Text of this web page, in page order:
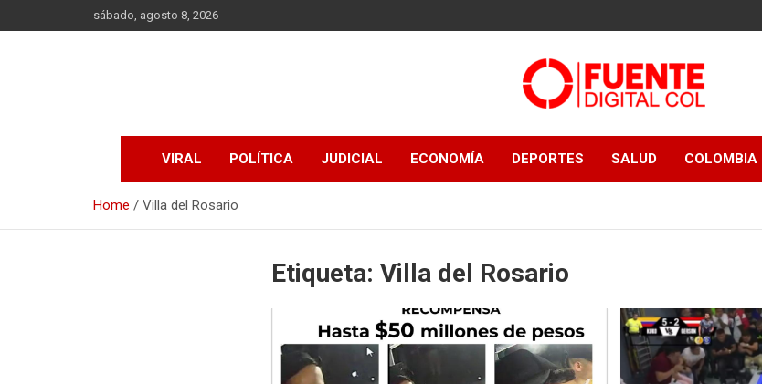
to
sábado, agosto 8, 2026
Fuente Digital
Col
VIRAL POLÍTICA JUDICIAL ECONOMÍA DEPORTES SALUD COLOMBIA
Home Villa del Rosario
Etiqueta: Villa del Rosario